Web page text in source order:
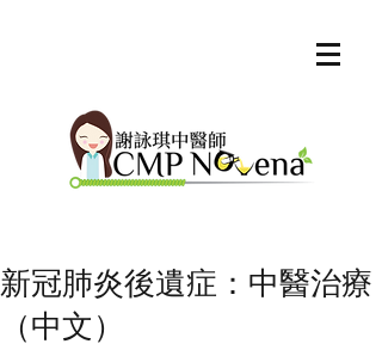
Our Recent Posts
新冠肺炎後遺症：中醫治療
（中文）